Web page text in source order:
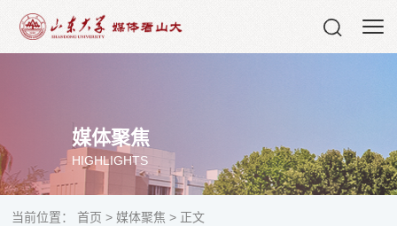
媒体聚焦
HIGHLIGHTS
当前位置：首页 > 媒体聚焦 > 正文